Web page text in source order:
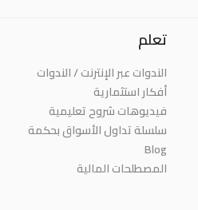
تعلم
الندوات عبر الإنترنت / الندوات
أفكار استثمارية
فيديوهات شروح تعليمية
سلسلة تداول الأسواق بحكمة
Blog
المصطلحات المالية